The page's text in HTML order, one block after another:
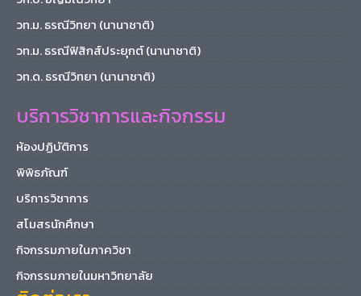
วท.ม. ธรณีวิทยา (นานาชาติ)
วท.ม. ธรณีฟิสิกส์ประยุกต์ (นานาชาติ)
วท.ด. ธรณีวิทยา (นานาชาติ)
บริการวิชาการและกิจกรรม
ห้องปฏิบัติการ
พิพิธภัณฑ์
บริการวิชาการ
สโมสรนักศึกษา
กิจกรรมภายในภาควิชา
กิจกรรมภายในมหาวิทยาลัย